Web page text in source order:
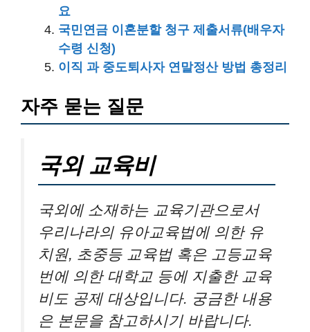
요
국민연금 이혼분할 청구 제출서류(배우자
수령 신청)
이직 과 중도퇴사자 연말정산 방법 총정리
자주 묻는 질문
국외 교육비
국외에 소재하는 교육기관으로서
우리나라의 유아교육법에 의한 유
치원, 초중등 교육법 혹은 고등교육
번에 의한 대학교 등에 지출한 교육
비도 공제 대상입니다. 궁금한 내용
은 본문을 참고하시기 바랍니다.